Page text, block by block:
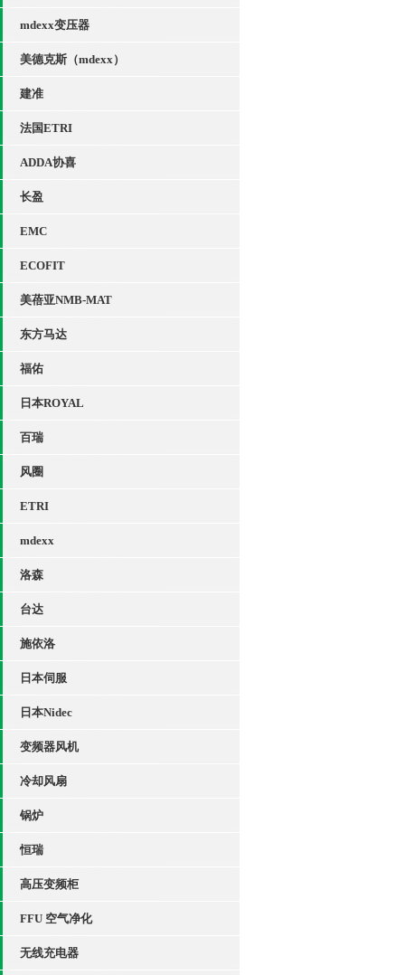
mdexx变压器
美德克斯（mdexx）
建准
法国ETRI
ADDA协喜
长盈
EMC
ECOFIT
美蓓亚NMB-MAT
东方马达
福佑
日本ROYAL
百瑞
风圈
ETRI
mdexx
洛森
台达
施依洛
日本伺服
日本Nidec
变频器风机
冷却风扇
锅炉
恒瑞
高压变频柜
FFU 空气净化
无线充电器